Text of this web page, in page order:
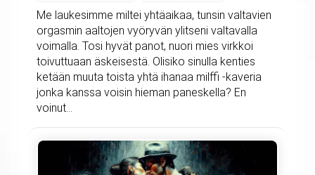
Me laukesimme miltei yhtäaikaa, tunsin valtavien
orgasmin aaltojen vyöryvän ylitseni valtavalla
voimalla. Tosi hyvät panot, nuori mies virkkoi
toivuttuaan äskeisestä. Olisiko sinulla kenties
ketään muuta toista yhtä ihanaa milffi -kaveria
jonka kanssa voisin hieman paneskella? En
voinut...